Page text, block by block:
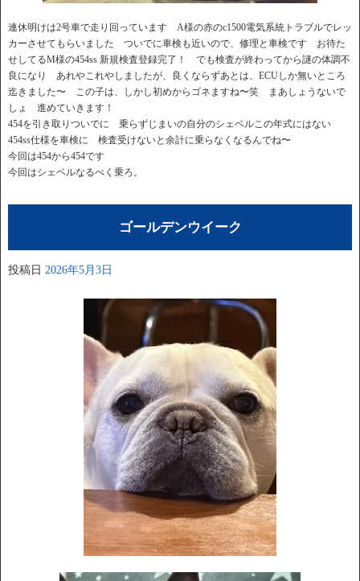
連休明けは2号車で走り回っています A様の赤のc1500電気系統トラブルでレッ
カーさせてもらいました ついでに車検も近いので、修理と車検です お待た
せしてるM様の454ss 新規検査登録完了！ でも検査が終わってから謎の体調不
良になり あれやこれやしましたが、良くならずあとは、ECUしか無いところ
迄きました〜 この子は、しかし初めからゴネますね〜笑 まあしょうないで
しょ 進めていきます！
454を引き取りついでに 乗らずじまいの自分のシェベルこの年式にはない
454ss仕様を車検に 検査受けないと余計に乗らなくなるんでね〜
今回は454から454です
今回はシェベルなるべく乗ろ。
ゴールデンウイーク
投稿日 2026年5月3日